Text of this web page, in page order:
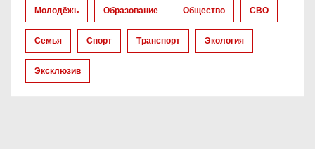
пМолодёжь Образование Общество СВО
Семья Спорт Транспорт Экология
Эксклюзив